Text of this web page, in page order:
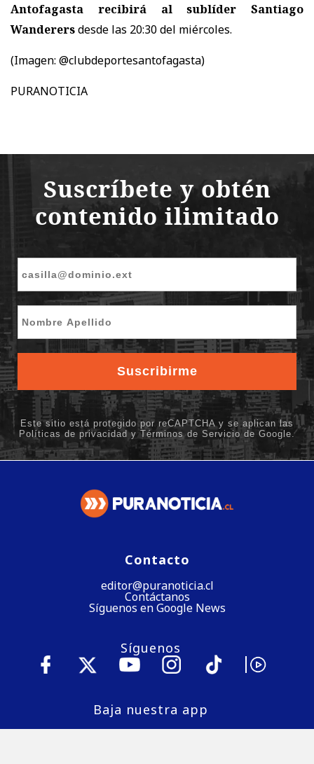
Antofagasta recibirá al sublíder Santiago
Wanderersdesde las 20:30 del miércoles.
(Imagen: @clubdeportesantofagasta)
PURANOTICIA
Contacto
editor@puranoticia.cl
Contáctanos
Síguenos en Google News
Síguenos
Baja nuestra app